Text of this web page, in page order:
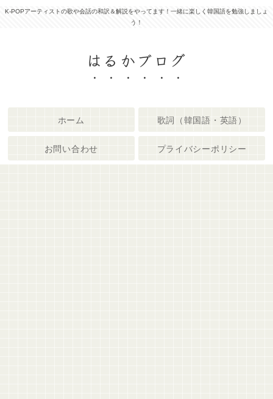
K-POPアーティストの歌や会話の和訳＆解説をやってます！一緒に楽しく韓国語を勉強しましょ
う！
はるかブログ
ホーム 歌詞（韓国語・英語）
お問い合わせ プライバシーポリシー